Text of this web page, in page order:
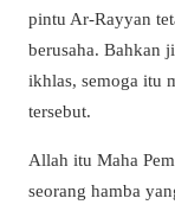
pintu Ar-Rayyan
berusaha. Bahkan
ikhlas, semoga itu
tersebut.
Allah itu Maha
seorang hamba